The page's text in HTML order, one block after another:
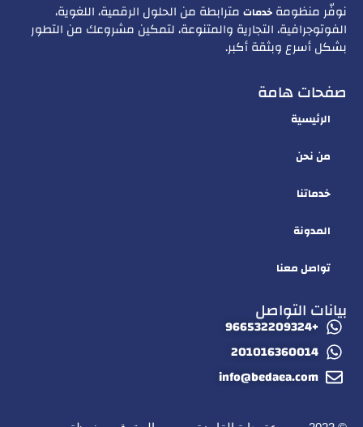
نوفّر منظومةخدماتمترابطة من الحلول الرقمية، اللغوية،
الفوتوجرافية، التجارية والمتنوعة، لتمكين مشروعك من التطور
بشكل أسرع وبثقة أكبر.
صفحات هامة
الرئيسية
من نحن
خدماتنا
المدونة
تواصل معنا
بيانات التواصل
+966532209324
201016360014
info@bedaea.com